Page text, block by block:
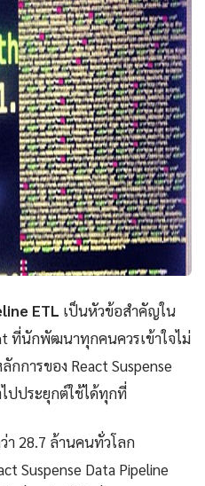
ETL เป็นหัวข้อสำคัญใน
ที่นักพัฒนาทุกคนควรเข้าใจไม่
การของ React Suspense
ไปประยุกต์ใช้ได้ทุกที่
28.7 ล้านคนทั่วโลก
Suspense Data Pipeline